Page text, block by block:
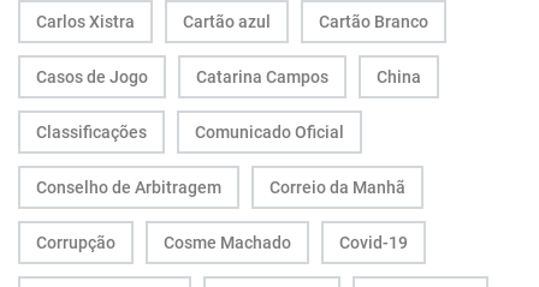
Carlos Xistra Cartão azul Cartão Branco
Casos de Jogo Catarina Campos China
Classificações Comunicado Oficial
Conselho de Arbitragem Correio da Manhã
Corrupção Cosme Machado Covid-19